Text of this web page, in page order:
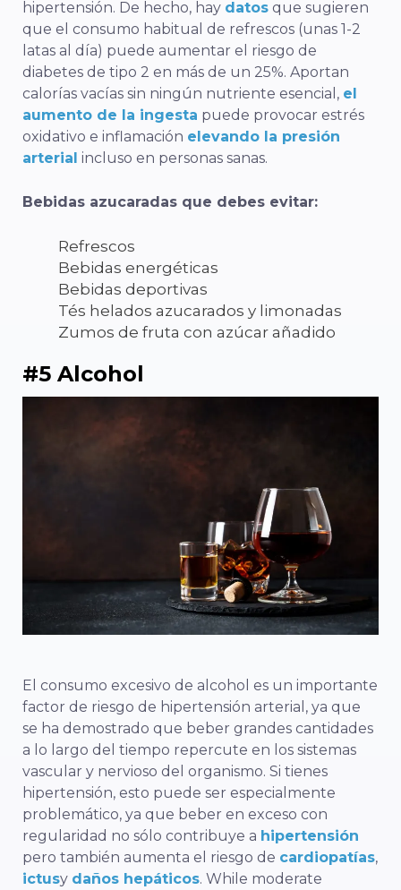
hipertensión. De hecho, hay datos que sugieren
que el consumo habitual de refrescos (unas 1-2
latas al día) puede aumentar el riesgo de
diabetes de tipo 2 en más de un 25%. Aportan
calorías vacías sin ningún nutriente esencial, el
aumento de la ingesta puede provocar estrés
oxidativo e inflamación elevando la presión
arterial incluso en personas sanas.
Bebidas azucaradas que debes evitar:
Refrescos
Bebidas energéticas
Bebidas deportivas
Tés helados azucarados y limonadas
Zumos de fruta con azúcar añadido
#5 Alcohol
El consumo excesivo de alcohol es un importante
factor de riesgo de hipertensión arterial, ya que
se ha demostrado que beber grandes cantidades
a lo largo del tiempo repercute en los sistemas
vascular y nervioso del organismo. Si tienes
hipertensión, esto puede ser especialmente
problemático, ya que beber en exceso con
regularidad no sólo contribuye a hipertensión
pero también aumenta el riesgo de cardiopatías,
ictusy daños hepáticos. While moderate